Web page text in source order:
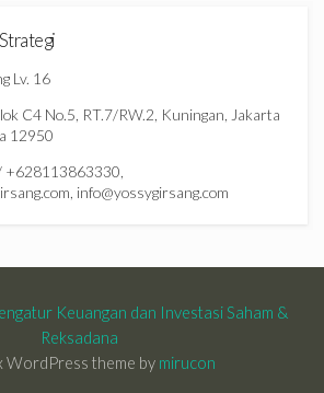
Lv. 16
C4 No.5, RT.7/RW.2, Kuningan, Jakarta
12950
info@yossygirsang.com
Keuangan dan Investasi Saham &
Reksadana
WordPress theme by mirucon